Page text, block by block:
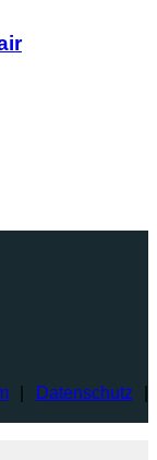
| Datenschutz